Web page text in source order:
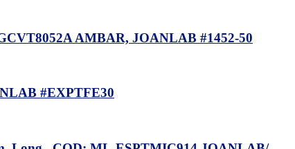
AMBAR, JOANLAB #1452-50
#EXPTFE30